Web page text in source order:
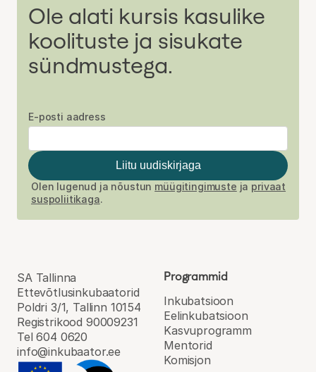
Ole alati kursis kasulike
koolituste ja sisukate
sündmustega.
E-posti aadress
Liitu uudiskirjaga
Olen lugenud ja nõustun müügitingimuste ja privaat
suspoliitikaga.
SA Tallinna
Ettevõtlusinkubaatorid
Poldri 3/1, Tallinn 10154
Registrikood 90009231
Tel 604 0620
info@inkubaator.ee
Programmid
Inkubatsioon
Eel­inkubatsioon
Kasvu­programm
Mentorid
Komisjon